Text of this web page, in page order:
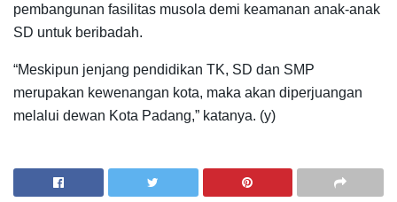
pembangunan fasilitas musola demi keamanan anak-anak
SD untuk beribadah.
“Meskipun jenjang pendidikan TK, SD dan SMP
merupakan kewenangan kota, maka akan diperjuangan
melalui dewan Kota Padang,” katanya. (y)